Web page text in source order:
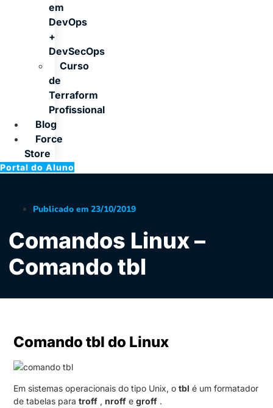
em
DevOps
+
DevSecOps
Curso
de
Terraform
Profissional
Blog
Force
Store
Portal do Aluno
Publicado em 23/10/2019
Comandos Linux –
Comando tbl
Comando tbl do Linux
Em sistemas operacionais do tipo Unix, otbl é um formatador
de tabelas paratroff ,nroff egroff .